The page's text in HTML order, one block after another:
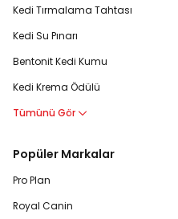
Kedi Tırmalama Tahtası
Kedi Su Pınarı
Bentonit Kedi Kumu
Kedi Krema Ödülü
Tümünü Gör
Popüler Markalar
Pro Plan
Royal Canin